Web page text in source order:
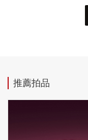
推薦拍品